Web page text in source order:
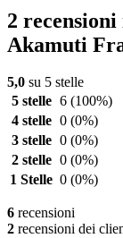
2
Akamuti
5,0 su 5 stelle
5 stelle 6 (100%)
4 stelle 0 (0%)
3 stelle 0 (0%)
2 stelle 0 (0%)
1 Stelle 0 (0%)
6 recensioni
2 recensioni dei